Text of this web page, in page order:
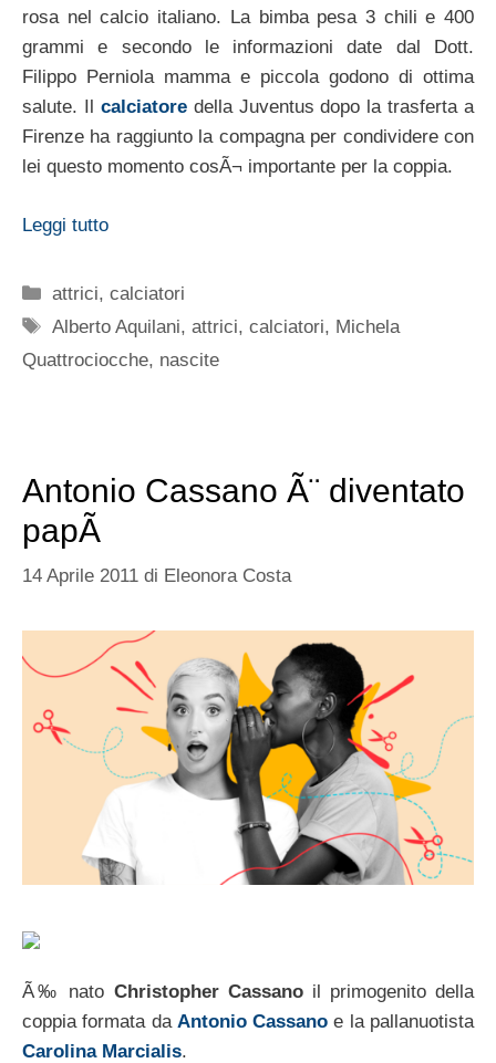
rosa nel calcio italiano. La bimba pesa 3 chili e 400
grammi e secondo le informazioni date dal Dott.
Filippo Perniola mamma e piccola godono di ottima
salute. Il calciatoredella Juventus dopo la trasferta a
Firenze ha raggiunto la compagna per condividere con
lei questo momento cosÃ¬ importante per la coppia.
Leggi tutto
Categorie
attrici,calciatori
Tag
Alberto Aquilani,attrici,calciatori, Michela
Quattrociocche, nascite
Antonio Cassano Ã¨ diventato
papÃ
14 Aprile 2011 di Eleonora Costa
Ã‰ nato Christopher Cassanoil primogenito della
coppia formata da Antonio Cassano e la pallanuotista
Carolina Marcialis.